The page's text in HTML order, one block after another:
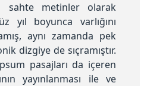
sahte metinler olarak
yıl boyunca varlığını
aynı zamanda pek
dizgiye de sıçramıştır.
pasajları da içeren
yayınlanması ile ve